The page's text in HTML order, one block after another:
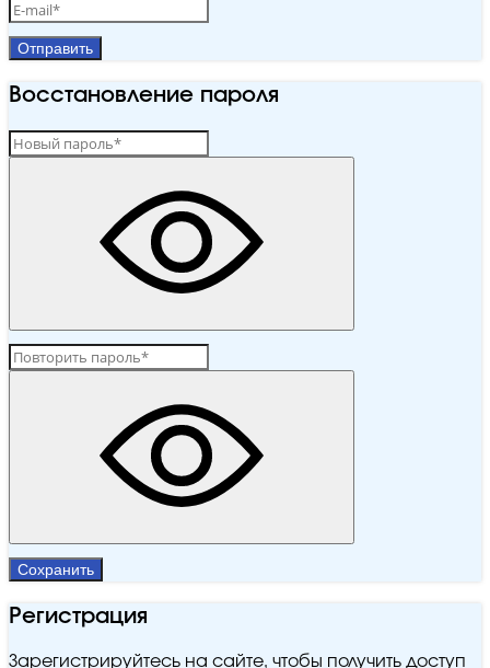
Отправить
Восстановление пароля
Сохранить
Регистрация
Зарегистрируйтесь на сайте, чтобы получить доступ